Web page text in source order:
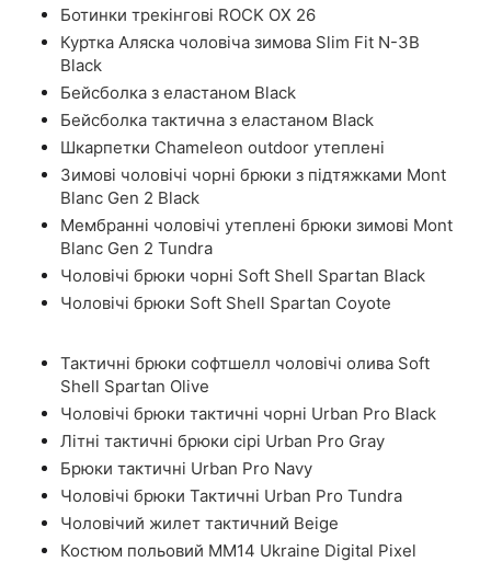
Ботинки трекінгові ROCK OX 26
Куртка Аляска чоловіча зимова Slim Fit N-3B
Black
Бейсболка з еластаном Black
Бейсболка тактична з еластаном Black
Шкарпетки Chameleon outdoor утеплені
Зимові чоловічі чорні брюки з підтяжками Mont
Blanc Gen 2 Black
Мембранні чоловічі утеплені брюки зимові Mont
Blanc Gen 2 Tundra
Чоловічі брюки чорні Soft Shell Spartan Black
Чоловічі брюки Soft Shell Spartan Coyote
Тактичні брюки софтшелл чоловічі олива Soft
Shell Spartan Olive
Чоловічі брюки тактичні чорні Urban Pro Black
Літні тактичні брюки сірі Urban Pro Gray
Брюки тактичні Urban Pro Navy
Чоловічі брюки Тактичні Urban Pro Tundra
Чоловічий жилет тактичний Beige
Костюм польовий ММ14 Ukraine Digital Pixel